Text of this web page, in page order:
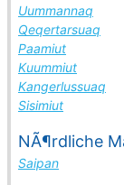
Uummannaq
Qeqertarsuaq
Paamiut
Kuummiut
Kangerlussuaq
Sisimiut
NÃ¶rdliche
Saipan